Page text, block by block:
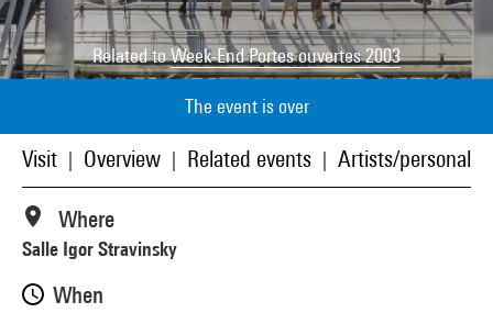
Related toWeek-End Portes ouvertes 2003
The event is over
Visit Overview Related events Artists/
Where
Salle Igor Stravinsky
When